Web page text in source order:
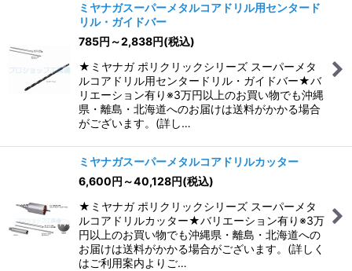
ミヤナガスーパーメタルコアドリル用センタード
リル・ガイドバー
785円 ～2,838円(税込)
★ミヤナガ ポリクリックシリーズ スーパーメタ
ルコアドリル用センタードリル・ガイドバー★バ
リエーション有り※3万円以上のお買い物でも沖縄
県・離島・北海道へのお届けは送料がかかる場合
がございます。(詳し…
ミヤナガスーパーメタルコアドリルカッター
6,600円 ～40,128円(税込)
★ミヤナガ ポリクリックシリーズ スーパーメタ
ルコアドリルカッター★バリエーション有り※3万
円以上のお買い物でも沖縄県・離島・北海道への
お届けは送料がかかる場合がございます。(詳しく
はご利用案内よりご…